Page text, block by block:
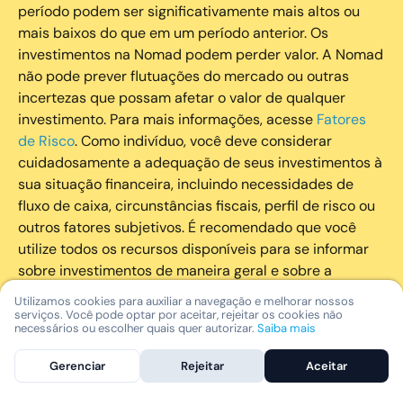
período podem ser significativamente mais altos ou
mais baixos do que em um período anterior. Os
investimentos na Nomad podem perder valor. A Nomad
não pode prever flutuações do mercado ou outras
incertezas que possam afetar o valor de qualquer
investimento. Para mais informações, acesse Fatores
de Risco. Como indivíduo, você deve considerar
cuidadosamente a adequação de seus investimentos à
sua situação financeira, incluindo necessidades de
fluxo de caixa, circunstâncias fiscais, perfil de risco ou
outros fatores subjetivos. É recomendado que você
utilize todos os recursos disponíveis para se informar
sobre investimentos de maneira geral e sobre a
composição geral de seu portfólio. Questões fiscais ou
legais relativas aos investimentos realizados através da
Nomad devem ser obtidas pelos próprios clientes. A
Nomad e suas afiliadas não fornecem nenhum tipo de
aconselhamento legal ou fiscal.
Utilizamos cookies para auxiliar a navegação e melhorar nossos
serviços. Você pode optar por aceitar, rejeitar os cookies não
necessários ou escolher quais quer autorizar. Saiba mais
Gerenciar Rejeitar Aceitar